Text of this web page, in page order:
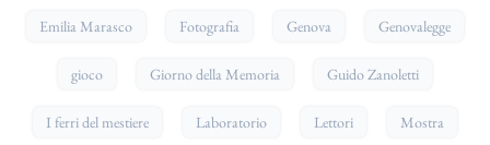
Emilia Marasco Fotografia Genova Genovalegge
gioco Giorno della Memoria Guido Zanoletti
I ferri del mestiere Laboratorio Lettori Mostra